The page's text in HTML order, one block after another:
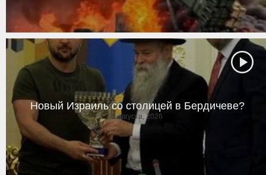
Новый Израиль со столицей в Бердичеве?
5 августа, 2026